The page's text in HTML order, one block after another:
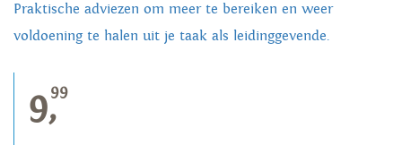
Praktische adviezen om meer te bereiken en weer
voldoening te halen uit je taak als leidinggevende.
9,99